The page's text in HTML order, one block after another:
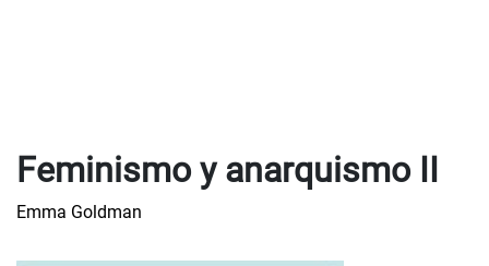
Feminismo y anarquismo II
Emma Goldman